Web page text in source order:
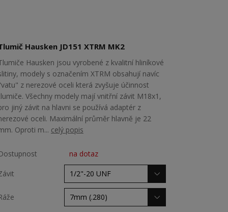
Hausken JD151 XTRM MK2
Hausken jsou vyrobené z kvalitní hliníkové
modely s označením XTRM obsahují navíc
z nerezové oceli která zvyšuje účinnost
Všechny modely mají vnitřní závit M18x1,
jiný závit na hlavni se používá adaptér z
oceli. Maximální průměr hlavně je 22
Oproti m... celý popis
na dotaz